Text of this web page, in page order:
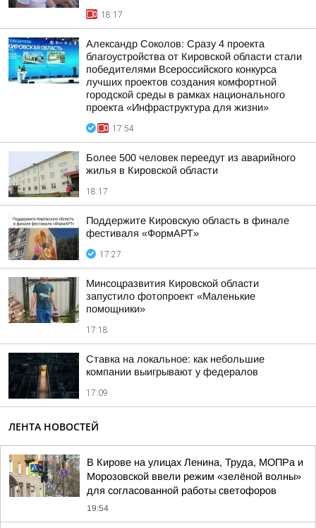
18:17
Александр Соколов: Сразу 4 проекта
благоустройства от Кировской области стали
победителями Всероссийского конкурса
лучших проектов создания комфортной
городской среды в рамках национального
проекта «Инфраструктура для жизни»
17:54
Более 500 человек переедут из аварийного
жилья в Кировской области
18:17
Поддержите Кировскую область в финале
фестиваля «ФормАРТ»
17:27
Минсоцразвития Кировской области
запустило фотопроект «Маленькие
помощники»
17:18
Ставка на локальное: как небольшие
компании выигрывают у федералов
17:09
ЛЕНТА НОВОСТЕЙ
В Кирове на улицах Ленина, Труда, МОПРа и
Морозовской ввели режим «зелёной волны»
для согласованной работы светофоров
19:54